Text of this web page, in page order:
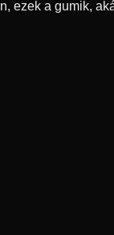
ezek a gumik,